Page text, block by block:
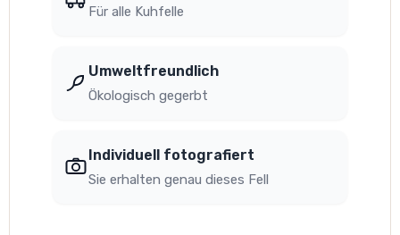
Für alle Kuhfelle
Umweltfreundlich
Ökologisch gegerbt
Individuell fotografiert
Sie erhalten genau dieses Fell